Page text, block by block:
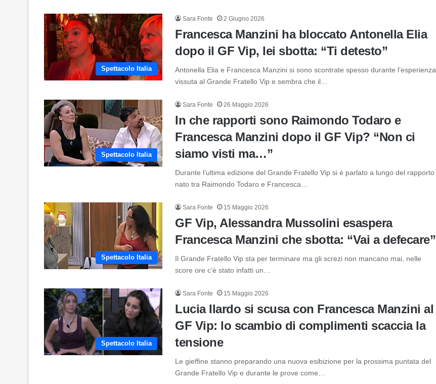
Spettacolo Italia
Sara Fonte 2 Giugno 2026
Francesca Manzini ha bloccato Antonella Elia
dopo il GF Vip, lei sbotta: “Ti detesto”
Antonella Elia e Francesca Manzini si sono scontrate spesso durante l’esperienza
vissuta al Grande Fratello Vip e sembra che il…
Spettacolo Italia
Sara Fonte 26 Maggio 2026
In che rapporti sono Raimondo Todaro e
Francesca Manzini dopo il GF Vip? “Non ci
siamo visti ma…”
Durante l’ultima edizione del Grande Fratello Vip si è parlato a lungo del rapporto
nato tra Raimondo Todaro e Francesca…
Spettacolo Italia
Sara Fonte 15 Maggio 2026
GF Vip, Alessandra Mussolini esaspera
Francesca Manzini che sbotta: “Vai a defecare”
Il Grande Fratello Vip sta per terminare ma gli screzi non mancano mai, nelle
score ore c’è stato infatti un…
Spettacolo Italia
Sara Fonte 15 Maggio 2026
Lucia Ilardo si scusa con Francesca Manzini al
GF Vip: lo scambio di complimenti scaccia la
tensione
Le gieffine stanno preparando una nuova esibizione per la prossima puntata del
Grande Fratello Vip e durante le prove come…